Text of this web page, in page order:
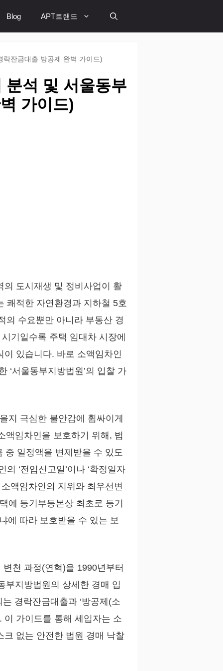
Blog APT트랜드
잔금대출 방공제 완벽 가이드)
분석 및 서울동부
가이드)
의 도시재생 및 정비사업이 활
쾌적한 자연환경과 지하철 5호
의 수요뿐만 아니라 부동산 경
기일수록 주택 임대차 시장에
있습니다. 바로 소액임차인
‘서울동부지방법원’의 입찰 가
지 극심한 불안감에 휩싸이게
액임차인을 보호하기 위해, 법
중 일정액을 변제받을 수 있도
‘전입신고일’이나 ‘확정일자
액임차인의 지위와 최우선변
에 등기부등본상 최초로 등기
에 따라 보호받을 수 있는 보
천 과정(연혁)을 1990년부터
부지방법원의 상세한 경매 입
경락잔금대출과 ‘방공제(소
이 가이드를 통해 세입자는 소
없는 안전한 법원 경매 낙찰